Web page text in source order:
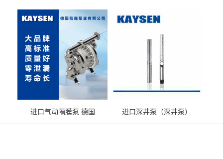
送气动泵
输送
进口气动隔膜泵 德国
进口深井泵（深井泵）